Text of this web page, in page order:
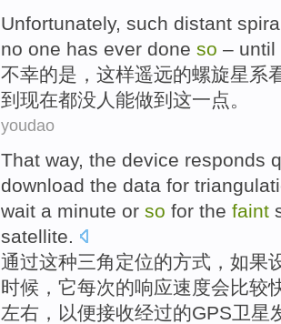
Unfortunately, such distant
no one has ever done so – until
不幸的是， 这样遥远的螺旋星系
到 现在都没人 能做到 这一点。
youdao
That way, the device responds
download the data for
wait a minute or so for the faint
satellite.
通过这种三角定位的方式 ， 如果
时候 ， 它每次的响应速度会比较
左右， 以便接收经过的GPS卫星